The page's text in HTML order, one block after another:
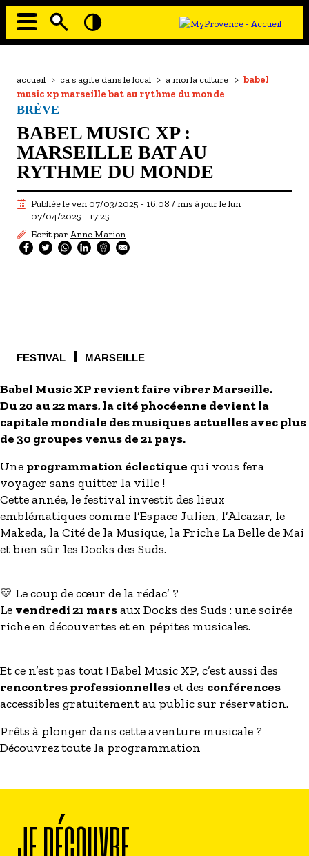
Aller
principale
À MOI LA CULTURE
AU GRAND AIR
PASSEZ À TABLE
SOUS TOUTES LES COUTUMES
TOURISME ET HANDICAP
ENVIE DE BALADE
L'AGENDA
Fil
d'Ariane
accueil > ca s agite dans le local > a moi la culture > babel
music xp marseille bat au rythme du monde
BRÈVE
BABEL MUSIC XP :
MARSEILLE BAT AU
RYTHME DU MONDE
Publiée le ven 07/03/2025 - 16:08 / mis à jour le lun
07/04/2025 - 17:25
Ecrit par Anne Marion
FESTIVAL MARSEILLE
Babel Music XP revient faire vibrer Marseille.
Du 20 au 22 mars, la cité phocéenne devient la
capitale mondiale des musiques actuelles avec plus
de 30 groupes venus de 21 pays.
Une programmation éclectique qui vous fera
voyager sans quitter la ville !
Cette année, le festival investit des lieux
emblématiques comme l’Espace Julien, l’Alcazar, le
Makeda, la Cité de la Musique, la Friche La Belle de Mai
et bien sûr les Docks des Suds.
💛 Le coup de cœur de la rédac’ ?
Le vendredi 21 marsaux Docks des Suds : une soirée
riche en découvertes et en pépites musicales.
Et ce n’est pas tout ! Babel Music XP, c’est aussi des
rencontres professionnelleset des conférences
accessibles gratuitement au public sur réservation.
Prêts à plonger dans cette aventure musicale ?
Découvrez toute la programmation